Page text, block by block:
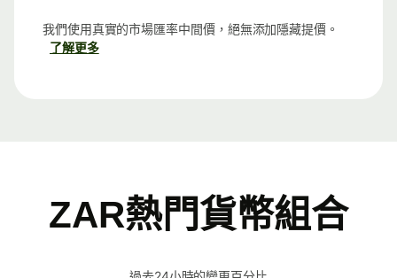
我們使用真實的市場匯率中間價，絕無添加隱藏提價。
了解更多
ZAR熱門貨幣組合